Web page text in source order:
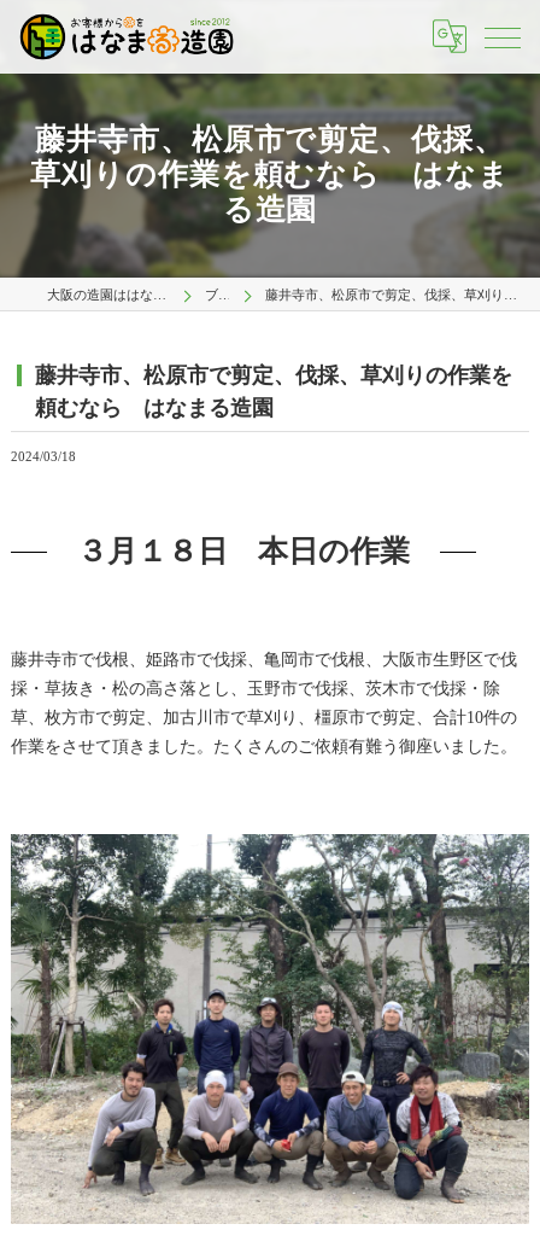
藤井寺市、松原市で剪定、伐採、
草刈りの作業を頼むなら はなま
る造園
ブログ 藤井寺市、松原市で剪定、伐採、草刈りの作業を頼むなら はなまる造園
藤井寺市、松原市で剪定、伐採、草刈りの作業を
頼むなら はなまる造園
2024/03/18
３月１８日 本日の作業
藤井寺市で伐根、姫路市で伐採、亀岡市で伐根、大阪市生野区で伐
採・草抜き・松の高さ落とし、玉野市で伐採、茨木市で伐採・除
草、枚方市で剪定、加古川市で草刈り、橿原市で剪定、合計10件の
作業をさせて頂きました。たくさんのご依頼有難う御座いました。